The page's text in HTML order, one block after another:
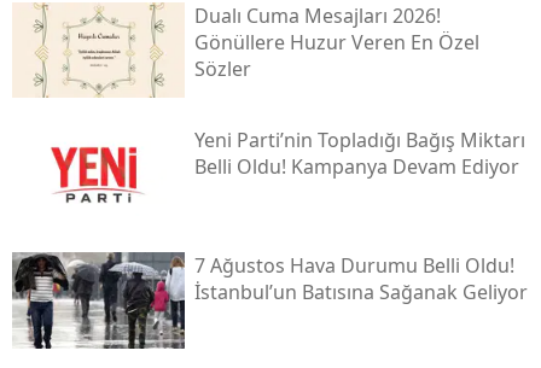
Dualı Cuma Mesajları 2026!
Gönüllere Huzur Veren En Özel
Sözler
Yeni̇ Parti’nin Topladığı Bağış Miktarı
Belli Oldu! Kampanya Devam Ediyor
7 Ağustos Hava Durumu Belli Oldu!
İstanbul’un Batısına Sağanak Geliyor